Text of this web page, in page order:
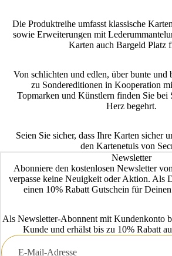
Die Produktreihe umfasst klassische
sowie Erweiterungen mit
Karten auch Bargeld Platz
Von schlichten und edlen, über bunte und
zu Sondereditionen in Kooperation
Topmarken und Künstlern finden Sie bei
Herz begehrt.
Seien Sie sicher, dass Ihre Karten sicher
den Kartenetuis von
Newsletter
Abonniere den kostenlosen Newsletter
verpasse keine Neuigkeit oder Aktion. Als
einen 10% Rabatt Gutschein für
Als Newsletter-Abonnent mit Kundenkonto
Kunde und erhälst bis zu 10% Rabatt
E-
Mail